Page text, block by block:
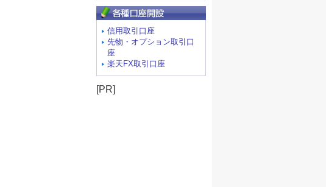
信用取引口座
先物・オプション取引口
座
楽天FX取引口座
[PR]